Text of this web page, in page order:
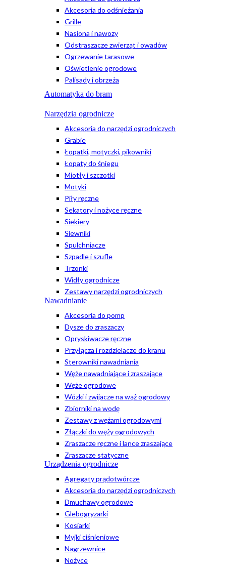
Akcesoria do odśnieżania
Grille
Nasiona i nawozy
Odstraszacze zwierząt i owadów
Ogrzewanie tarasowe
Oświetlenie ogrodowe
Palisady i obrzeża
Automatyka do bram
Narzędzia ogrodnicze
Akcesoria do narzędzi ogrodniczych
Grabie
Łopatki, motyczki, pikowniki
Łopaty do śniegu
Miotły i szczotki
Motyki
Piły ręczne
Sekatory i nożyce ręczne
Siekiery
Siewniki
Spulchniacze
Szpadle i szufle
Trzonki
Widły ogrodnicze
Zestawy narzędzi ogrodniczych
Nawadnianie
Akcesoria do pomp
Dysze do zraszaczy
Opryskiwacze ręczne
Przyłącza i rozdzielacze do kranu
Sterowniki nawadniania
Węże nawadniające i zraszające
Węże ogrodowe
Wózki i zwijacze na wąż ogrodowy
Zbiorniki na wodę
Zestawy z wężami ogrodowymi
Złączki do węży ogrodowych
Zraszacze ręczne i lance zraszające
Zraszacze statyczne
Urządzenia ogrodnicze
Agregaty prądotwórcze
Akcesoria do narzędzi ogrodniczych
Dmuchawy ogrodowe
Glebogryzarki
Kosiarki
Myjki ciśnieniowe
Nagrzewnice
Nożyce